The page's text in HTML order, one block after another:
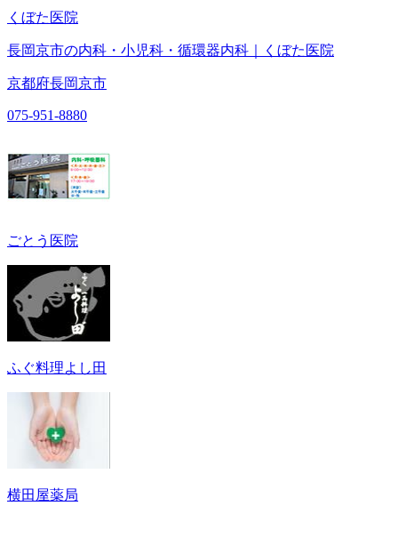
くぼた医院
長岡京市の内科・小児科・循環器内科｜くぼた医院
京都府長岡京市
075-951-8880
ごとう医院
ふぐ料理よし田
横田屋薬局